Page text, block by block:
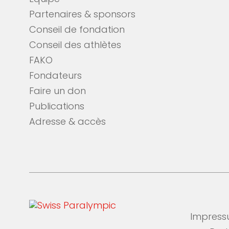
Partenaires & sponsors
Conseil de fondation
Conseil des athlètes
FAKO
Fondateurs
Faire un don
Publications
Adresse & accès